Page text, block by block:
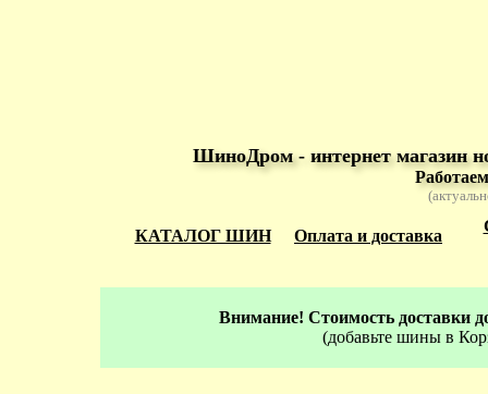
ШиноДром - интернет магазин
КАТАЛОГ ШИН Оплата и доставка
Внимание! Стоимость доставки
(добавьте шины в